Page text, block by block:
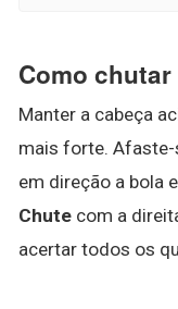
Como
Manter a cabeça
mais forte. Afaste-
em direção a bola
Chute com a
acertar todos os